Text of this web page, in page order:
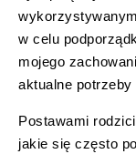
w celu
mojego
aktualne potrzeby
Postawami
jakie się często